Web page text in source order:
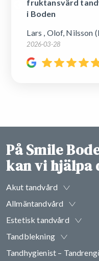
fruktansvärd
i Boden
Lars , Olof, Nilsson
2026-03-28
På Smile
kan vi hjälpa
Akut tandvård
Allmäntandvård
Estetisk tandvård
Tandblekning
Tandhygienist –